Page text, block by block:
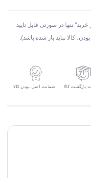
تنها در صورتی قابل تایید
کالا نباید باز شده باشد).
بازگشت کالا ضمانت اصل بودن کالا